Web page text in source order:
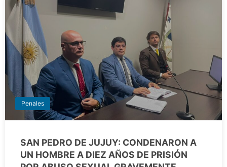
Penales
SAN PEDRO DE JUJUY: CONDENARON A
UN HOMBRE A DIEZ AÑOS DE PRISIÓN